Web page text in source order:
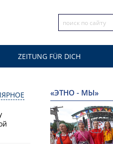
ZEITUNG FÜR DICH
«ЭТНО - МЫ»